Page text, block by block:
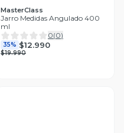
MasterClass
Jarro Medidas Angulado 400
ml
0(0)
35% $12.990
$19.990